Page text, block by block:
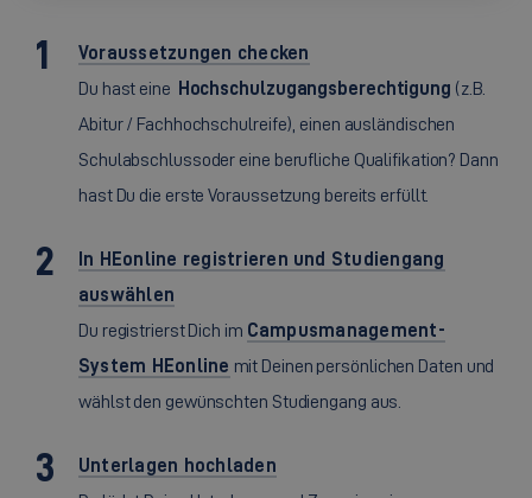
Voraussetzungen checken
Du hast eine Hochschulzugangsberechtigung (z.B.
Abitur / Fachhochschulreife), einen ausländischen
Schulabschlussoder eine berufliche Qualifikation? Dann
hast Du die erste Voraussetzung bereits erfüllt.
In HEonline registrieren und Studiengang
auswählen
Du registrierst Dich im Campusmanagement-
System HEonline mit Deinen persönlichen Daten und
wählst den gewünschten Studiengang aus.
Unterlagen hochladen